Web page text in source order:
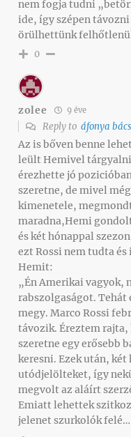
nem fogja tudni
ide, így szépen
örülhettünk
0
zolee 9 éve
Reply to áfonya
Az is bőven benne
leült Hemivel tárgyalni
érezhette jó
szeretne, de mivel
kimenetele,
maradna,Hemi
és két hónappal
ezt Rossi nem tudta
Hemit:
„Én Amerikai vagyok,
rabszolgaságot. Tehát
megy. Marco Rossi
távozik. Éreztem
szeretne egy erősebb
keresni. Ezek után,
utódjelölteket, így
megvolt az aláírt
Emiatt lehettek
jelenet szurkolók felé…